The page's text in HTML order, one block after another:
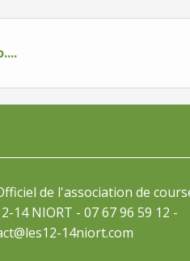
de l'association de
14 NIORT - 07 67 96 59 12 -
14niort.com